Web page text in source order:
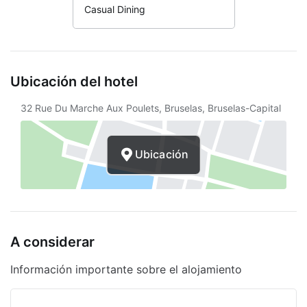
Casual Dining
Ubicación del hotel
32 Rue Du Marche Aux Poulets, Bruselas, Bruselas-Capital
Ubicación
A considerar
Información importante sobre el alojamiento